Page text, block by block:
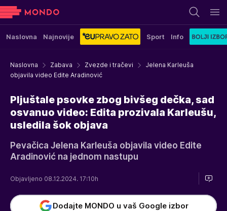
Naslovna Najnovije Sport Info
Naslovna Zabava Zvezde i tračevi
Jelena Karleuša
objavila video Edite Aradinović
Pljuštale psovke zbog bivšeg dečka, sad
osvanuo video: Edita prozivala Karleušu,
usledila šok objava
Pevačica Jelena Karleuša objavila video Edite
Aradinović na jednom nastupu
Objavljeno 08.12.2024. 17:10h
Dodajte MONDO u vaš Google izbor